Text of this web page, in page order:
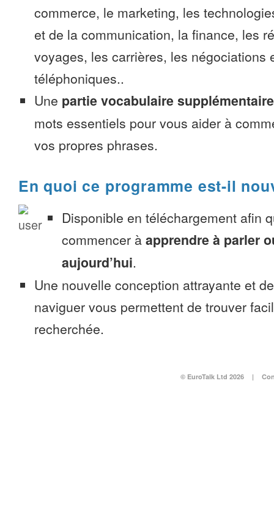
commerce, le marketing, les
et de la communication, la finance, les
voyages, les carrières, les négociations
téléphoniques..
Une partie vocabulaire supplémentaire
mots essentiels pour vous aider à
vos propres phrases.
En quoi ce programme est-il
Disponible en téléchargement afin
commencer à apprendre à parler
aujourd’hui.
Une nouvelle conception attrayante et
naviguer vous permettent de trouver
recherchée.
© EuroTalk Ltd 2026 |